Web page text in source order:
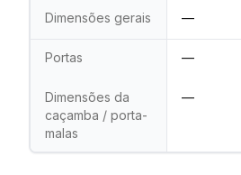
Dimensões gerais —
Portas —
Dimensões da
caçamba / porta-
malas
—